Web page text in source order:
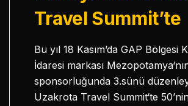
Travel Summit’te
Bu yıl 18 Kasım’da GAP Bölgesi
İdaresi markası
sponsorluğunda 3.sünü
Uzakrota Travel Summit‘te